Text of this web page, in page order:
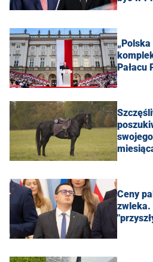
Pałacu
Ceny
zwleka.